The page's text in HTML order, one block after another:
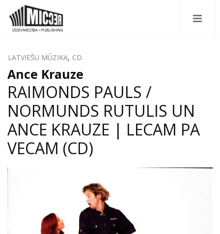
LATVIEŠU MŪZIKA, CD
Ance Krauze
RAIMONDS PAULS /
NORMUNDS RUTULIS UN
ANCE KRAUZE | LECAM PA
VECAM (CD)